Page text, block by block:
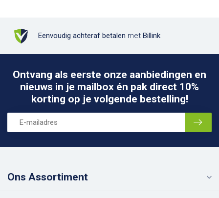
Eenvoudig achteraf betalen met Billink
Ontvang als eerste onze aanbiedingen en
nieuws in je mailbox én pak direct 10%
korting op je volgende bestelling!
Ons Assortiment